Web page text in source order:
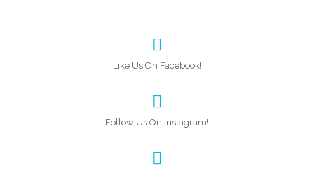
Like Us On Facebook!
Follow Us On Instagram!